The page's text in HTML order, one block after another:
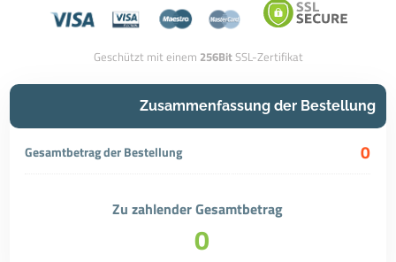
Geschützt mit einem 256BitSSL-Zertifikat
Zusammenfassung der Bestellung
Gesamtbetrag der Bestellung 0
Zu zahlender Gesamtbetrag
0